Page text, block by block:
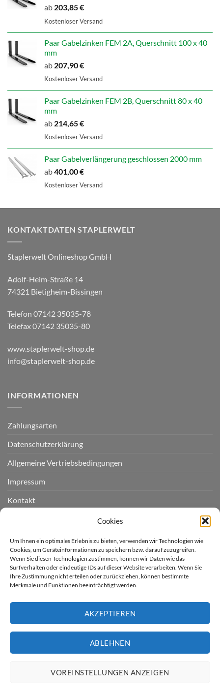
Cookies
Um Ihnen ein optimales Erlebnis zu bieten, verwenden wir Technologien wie
Cookies, um Geräteinformationen zu speichern bzw. darauf zuzugreifen.
Wenn Sie diesen Technologien zustimmen, können wir Daten wie das
Surfverhalten oder eindeutige IDs auf dieser Website verarbeiten. Wenn Sie
Ihre Zustimmung nicht erteilen oder zurückziehen, können bestimmte
Merkmale und Funktionen beeinträchtigt werden.
AKZEPTIEREN
ABLEHNEN
VOREINSTELLUNGEN ANZEIGEN
ab 203,85€
Kostenloser Versand
Paar Gabelzinken FEM 2A, Querschnitt 100 x 40
mm
ab 207,90€
Kostenloser Versand
Paar Gabelzinken FEM 2B, Querschnitt 80 x 40
mm
ab 214,65€
Kostenloser Versand
Paar Gabelverlängerung geschlossen 2000 mm
ab401,00€
Kostenloser Versand
KONTAKTDATEN STAPLERWELT
Staplerwelt Onlineshop GmbH
Adolf-Heim-Straße 14
74321 Bietigheim-Bissingen
Telefon 07142 35035-78
Telefax 07142 35035-80
www.staplerwelt-shop.de
info@staplerwelt-shop.de
INFORMATIONEN
Zahlungsarten
Datenschutzerklärung
Allgemeine Vertriebsbedingungen
Impressum
Kontakt
Cookie-Richtlinie (EU)
LIEFERGEBIET
nur nach Deutschland.
* Kostenloser Versand innerhalb
Deutschland (ausser Inseln)